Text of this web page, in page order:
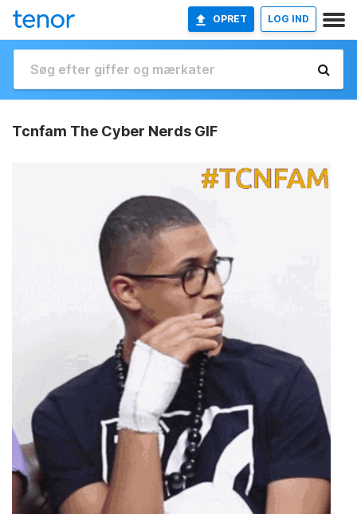
OPRET LOG IND
Tcnfam The Cyber Nerds GIF